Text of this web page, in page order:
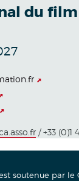
du film
/ +33 (0)1
est soutenue par